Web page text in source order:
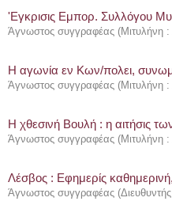
'Εγκρισις Εμπορ. Συλλόγου
Άγνωστος συγγραφέας (Μιτυλήνη
Η αγωνία εν Κων/πολει,
Άγνωστος συγγραφέας (Μιτυλήνη
Η χθεσινή Βουλή : η αιτήσις
Άγνωστος συγγραφέας (Μιτυλήνη
Λέσβος : Eφημερίς
Άγνωστος συγγραφέας (